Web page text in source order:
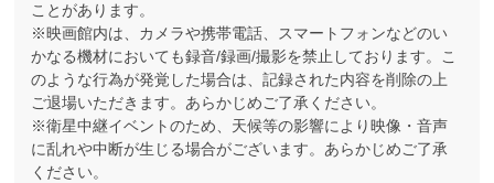
ことがあります。
※映画館内は、カメラや携帯電話、スマートフォンなどのい
かなる機材においても録音/録画/撮影を禁止しております。こ
のような行為が発覚した場合は、記録された内容を削除の上
ご退場いただきます。あらかじめご了承ください。
※衛星中継イベントのため、天候等の影響により映像・音声
に乱れや中断が生じる場合がございます。あらかじめご了承
ください。